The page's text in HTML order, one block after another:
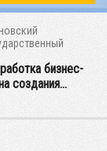
бизнес-
создания...